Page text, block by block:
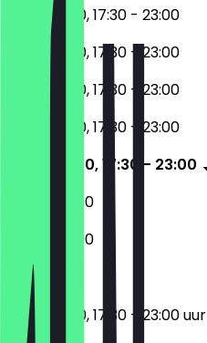
11:30 - 14:30, 17:30 - 23:00
11:30 - 14:30, 17:30 - 23:00
11:30 - 14:30, 17:30 - 23:00
11:30 - 14:30, 17:30 - 23:00
11:30 - 14:30, 17:30 - 23:00
12:00 - 23:00
12:00 - 23:00
11:30 - 14:30, 17:30 - 23:00 uur